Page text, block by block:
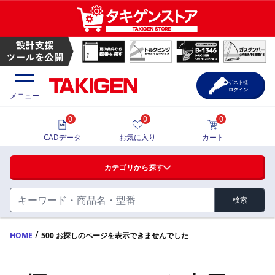
ハンドル・取手・つまみ・周辺機器
FA・A
蝶番・ステー・周辺機器
価格一覧
製品カタログ
メニュー
カテゴリから探す
検索
0
CADデータ
0
お気に入り
0
カート
ゲスト様
ログイン
HOME / 500 お探しのページを表示できませんでした